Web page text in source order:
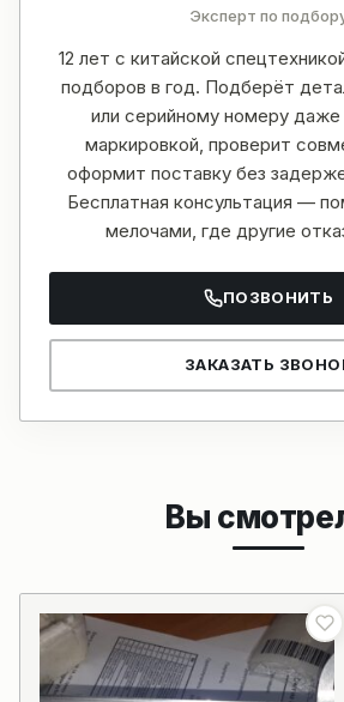
Эксперт по
12 лет с китайской
подборов в год. Подберёт
или серийному номеру
маркировкой, проверит
оформит поставку без
Бесплатная консультация —
мелочами, где другие
ПОЗВОНИТЬ
ЗАКАЗАТЬ
Вы